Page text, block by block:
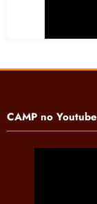
CAMP no Youtube